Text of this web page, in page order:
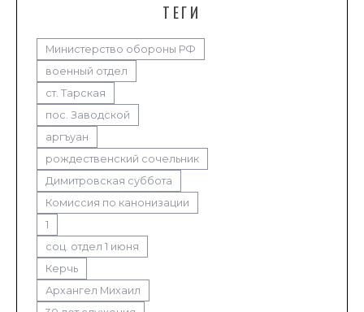
ТЕГИ
Министерство обороны РФ
военный отдел
ст. Тарская
пос. Заводской
аргъуан
рождественский сочельник
Димитровская суббота
Комиссия по канонизации
1
соц. отдел 1 июня
Керчь
Архангел Михаил